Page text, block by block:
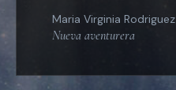
Maria Virginia Rodriguez
Nueva aventurera